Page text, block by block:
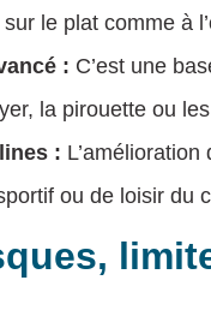
le plat comme à
: C’est une
la pirouette ou
:
ou de loisir du